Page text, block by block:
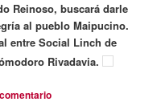
Reinoso, buscará darle
al pueblo Maipucino.
entre Social Linch de
Rivadavia.